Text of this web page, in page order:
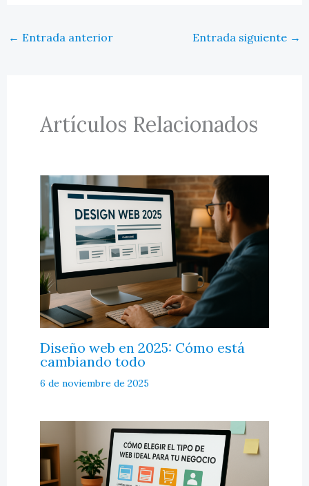
← Entrada anterior Entrada siguiente →
Artículos Relacionados
Diseño web en 2025: Cómo está
cambiando todo
6 de noviembre de 2025